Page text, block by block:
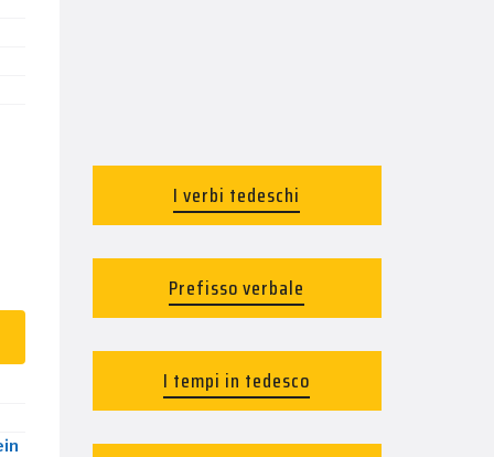
I verbi tedeschi
Prefisso verbale
I tempi in tedesco